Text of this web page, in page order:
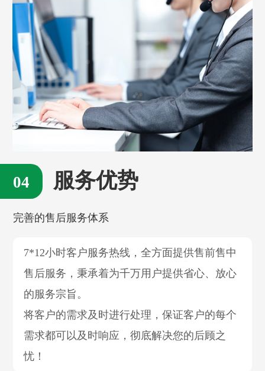
服务优势
完善的售后服务体系
7*12小时客户服务热线，全方面提供售前售中
售后服务，秉承着为千万用户提供省心、放心
的服务宗旨。
将客户的需求及时进行处理，保证客户的每个
需求都可以及时响应，彻底解决您的后顾之
忧！